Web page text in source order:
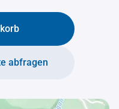
abfragen